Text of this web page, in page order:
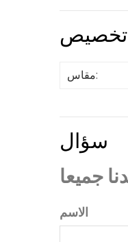
تخصيص
مقاس:
سؤال
الاسم